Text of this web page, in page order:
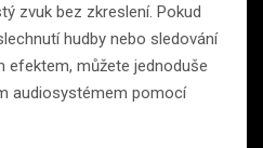
zvuk bez zkreslení. Pokud
hudby nebo sledování
můžete jednoduše
audiosystémem pomocí